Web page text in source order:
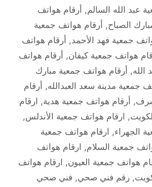
عبد الله السالم, أرقام هواتف
الصباح, أرقام هواتف جمعية
جمعية فهد الأحمد, أرقام هواتف
هواتف جمعية كيفان, أرقام هواتف
الله, أرقام هواتف جمعية مبارك
جمعية مدينة سعد العبدالله, أرقام
, أرقام هواتف جمعية هدية, ارقام
, ارقام هواتف جمعية الأندلس,
الجهراء, ارقام هواتف جمعية
جمعية السلام, ارقام هواتف
هواتف جمعية العيون, ارقام هواتف
, رقم فني صحي, فني صحي